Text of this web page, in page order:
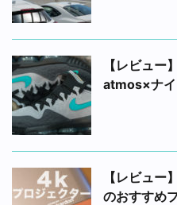
【レビュー
atmos×ナイ
【レビュ
のおすすめ